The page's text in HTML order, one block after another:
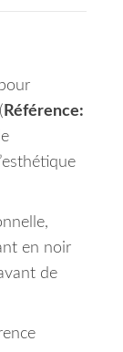
Référence:
en noir
de